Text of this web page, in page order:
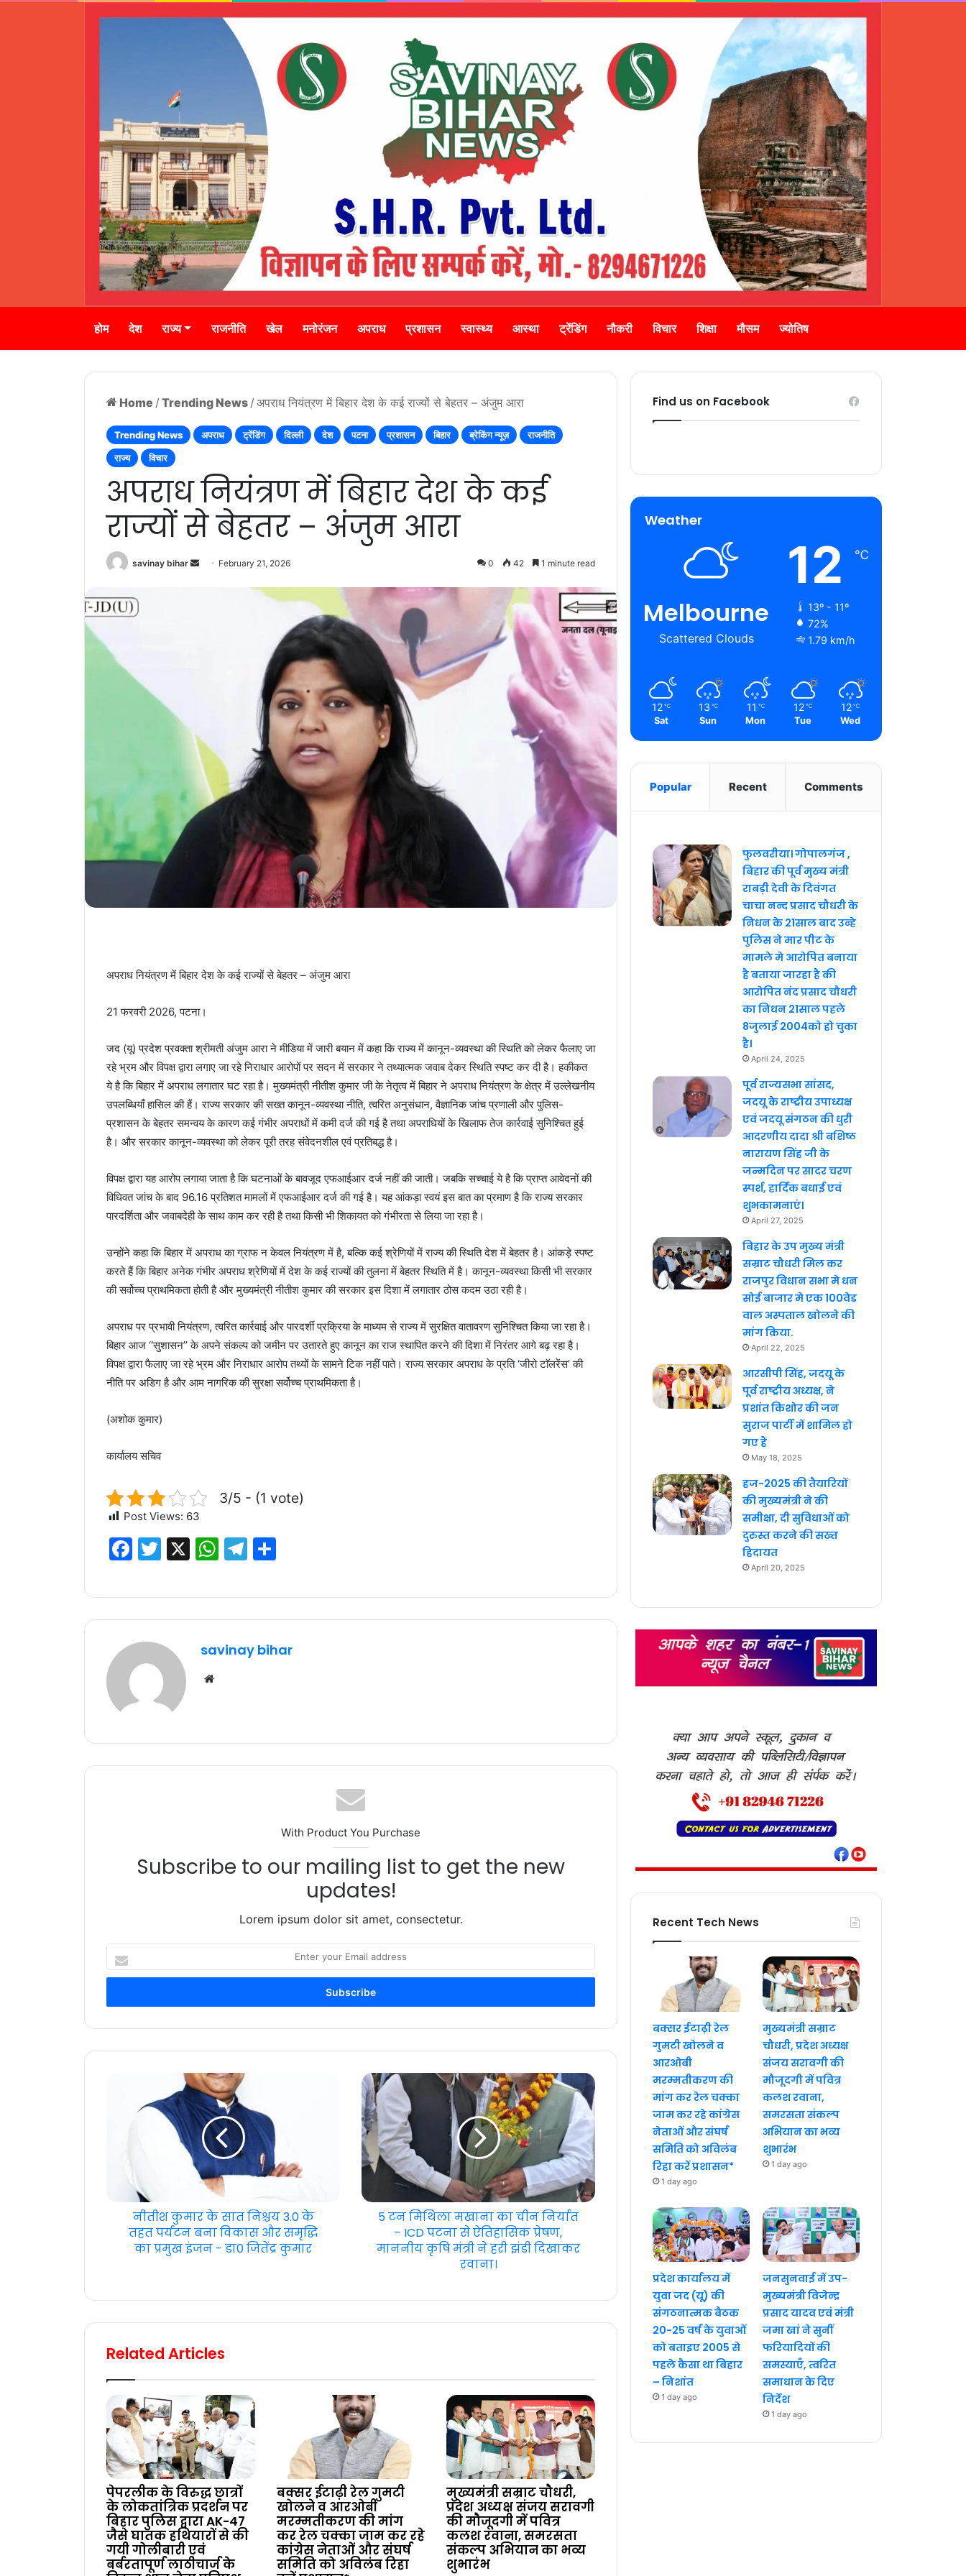
होम देश राज्य राजनीति खेल मनोरंजन अपराध प्रशासन स्वास्थ्य आस्था ट्रेंडिंग नौकरी विचार शिक्षा मौसम ज्योतिष
Home / Trending News / अपराध नियंत्रण में बिहार देश के कई राज्यों से बेहतर – अंजुम आरा
Trending News अपराध ट्रेंडिंग दिल्ली देश पटना प्रशासन बिहार ब्रेकिंग न्यूज़
राजनीति
राज्य
विचार
अपराध नियंत्रण में बिहार देश के कई
राज्यों से बेहतर – अंजुम आरा
savinay bihar
SendFebruary 21, 2026 0 42 1 minute read
अपराध नियंत्रण में बिहार देश के कई राज्यों से बेहतर – अंजुम आरा
21 फरवरी 2026, पटना।
जद (यू) प्रदेश प्रवक्ता श्रीमती अंजुम आरा ने मीडिया में जारी बयान में कहा कि राज्य में कानून-व्यवस्था की स्थिति को लेकर फैलाए जा
रहे भ्रम और विपक्ष द्वारा लगाए जा रहे निराधार आरोपों पर सदन में सरकार ने तथ्यात्मक जवाब देकर स्थिति स्पष्ट कर दी है। हकीकत
ये है कि बिहार में अपराध लगातार घट रहा है। मुख्यमंत्री नीतीश कुमार जी के नेतृत्व में बिहार ने अपराध नियंत्रण के क्षेत्र में उल्लेखनीय
उपलब्धियाँ हासिल की हैं। राज्य सरकार की सख्त कानून-व्यवस्था नीति, त्वरित अनुसंधान, वैज्ञानिक जांच प्रणाली और पुलिस-
प्रशासन के बेहतर समन्वय के कारण कई गंभीर अपराधों में कमी दर्ज की गई है तथा अपराधियों के खिलाफ तेज कार्रवाई सुनिश्चित हुई
है। और सरकार कानून-व्यवस्था को लेकर पूरी तरह संवेदनशील एवं प्रतिबद्ध है।
विपक्ष द्वारा यह आरोप लगाया जाता है कि घटनाओं के बावजूद एफआईआर दर्ज नहीं की जाती। जबकि सच्चाई ये है कि प्राप्त आवेदनों की
विधिवत जांच के बाद 96.16 प्रतिशत मामलों में एफआईआर दर्ज की गई है। यह आंकड़ा स्वयं इस बात का प्रमाण है कि राज्य सरकार
पारदर्शिता और जवाबदेही के साथ काम कर रही है तथा किसी भी शिकायत को गंभीरता से लिया जा रहा है।
उन्होंने कहा कि बिहार में अपराध का ग्राफ न केवल नियंत्रण में है, बल्कि कई श्रेणियों में राज्य की स्थिति देश में बेहतर है। आंकड़े स्पष्ट
करते हैं कि बिहार अनेक गंभीर अपराध श्रेणियों में देश के कई राज्यों की तुलना में बेहतर स्थिति में है। कानून-व्यवस्था किसी भी सरकार
की सर्वोच्च प्राथमिकता होती है और मुख्यमंत्री नीतीश कुमार की सरकार इस दिशा में लगातार ठोस कदम उठा रही है।
अपराध पर प्रभावी नियंत्रण, त्वरित कार्रवाई और पारदर्शी प्रक्रिया के माध्यम से राज्य में सुरक्षित वातावरण सुनिश्चित किया जा रहा है।
बिहार आज ‘‘सुशासन’’ के अपने संकल्प को जमीन पर उतारते हुए कानून का राज स्थापित करने की दिशा में निरंतर आगे बढ़ रहा है।
विपक्ष द्वारा फैलाए जा रहे भ्रम और निराधार आरोप तथ्यों के सामने टिक नहीं पाते। राज्य सरकार अपराध के प्रति ‘जीरो टाॅलरेंस’ की
नीति पर अडिग है और आम नागरिक की सुरक्षा सर्वोच्च प्राथमिकता है।
(अशोक कुमार)
कार्यालय सचिव
3/5 - (1 vote)
Post Views: 63
F
c
e
b
o
o
k
T
it
te
r
X
W
at
s
A
p
T
e
g
ra
m
ar
e
savinay bihar
With Product You Purchase
Subscribe to our mailing list to get the new
updates!
Lorem ipsum dolor sit amet, consectetur.
your
address
नीतीश कुमार के सात निश्चय 3.0 के
तहत पर्यटन बना विकास और समृद्धि
का प्रमुख इंजन - डा0 जितेंद्र कुमार
5 टन मिथिला मखाना का चीन निर्यात
- ICD पटना से ऐतिहासिक प्रेषण,
माननीय कृषि मंत्री ने हरी झंडी दिखाकर
रवाना।
Related Articles
पेपरलीक के विरुद्ध छात्रों
के लोकतांत्रिक प्रदर्शन पर
बिहार पुलिस द्वारा AK-47
जैसे घातक हथियारों से की
गयी गोलीबारी एवं
बर्बरतापूर्ण लाठीचार्ज के
बक्सर ईटाढ़ी रेल गुमटी
खोलने व आरओबी
मरम्मतीकरण की मांग
कर रेल चक्का जाम कर रहे
कांग्रेस नेताओं और संघर्ष
समिति को अविलंब रिहा
मुख्यमंत्री सम्राट चौधरी,
प्रदेश अध्यक्ष संजय सरावगी
की मौजूदगी में पवित्र
कलश रवाना, समरसता
संकल्प अभियान का भव्य
शुभारंभ
Find us on Facebook
Weather
Melbourne
Scattered Clouds
12 ℃
13º - 11º
72%
1.79 km/h
12 ℃
Sat
13 ℃
Sun
11 ℃
Mon
12 ℃
Tue
12 ℃
Wed
Popular Recent Comments
फुलवरीया। गोपालगंज ,
बिहार की पूर्व मुख्य मंत्री
राबड़ी देवी के दिवंगत
चाचा नन्द प्रसाद चौधरी के
निधन के 21साल बाद उन्हे
पुलिस ने मार पीट के
मामले मे आरोपित बनाया
है बताया जारहा है की
आरोपित नंद प्रसाद चौधरी
का निधन 21साल पहले
8जुलाई 2004को हो चुका
है।
April 24, 2025
पूर्व राज्यसभा सांसद,
जदयू के राष्ट्रीय उपाध्यक्ष
एवं जदयू संगठन की धुरी
आदरणीय दादा श्री बशिष्ठ
नारायण सिंह जी के
जन्मदिन पर सादर चरण
स्पर्श, हार्दिक बधाई एवं
शुभकामनाएं।
April 27, 2025
बिहार के उप मुख्य मंत्री
सम्राट चौधरी मिल कर
राजपुर विधान सभा मे धन
सोई बाजार मे एक 100वेड
वाल अस्पताल खोलने की
मांग किया.
April 22, 2025
आरसीपी सिंह, जदयू के
पूर्व राष्ट्रीय अध्यक्ष, ने
प्रशांत किशोर की जन
सुराज पार्टी में शामिल हो
गए हैं
May 18, 2025
हज-2025 की तैयारियों
की मुख्यमंत्री ने की
समीक्षा, दी सुविधाओं को
दुरुस्त करने की सख्त
हिदायत
April 20, 2025
Recent Tech News
बक्सर ईटाढ़ी रेल
गुमटी खोलने व
आरओबी
मरम्मतीकरण की
मांग कर रेल चक्का
जाम कर रहे कांग्रेस
नेताओं और संघर्ष
समिति को अविलंब
रिहा करें प्रशासन*
1 day ago
मुख्यमंत्री सम्राट
चौधरी, प्रदेश अध्यक्ष
संजय सरावगी की
मौजूदगी में पवित्र
कलश रवाना,
समरसता संकल्प
अभियान का भव्य
शुभारंभ
1 day ago
प्रदेश कार्यालय में
युवा जद (यू) की
संगठनात्मक बैठक
20-25 वर्ष के युवाओं
को बताइए 2005 से
पहले कैसा था बिहार
– निशांत
1 day ago
जनसुनवाई में उप-
मुख्यमंत्री विजेन्द्र
प्रसाद यादव एवं मंत्री
जमा खां ने सुनीं
फरियादियों की
समस्याएँ, त्वरित
समाधान के दिए
निर्देश
1 day ago